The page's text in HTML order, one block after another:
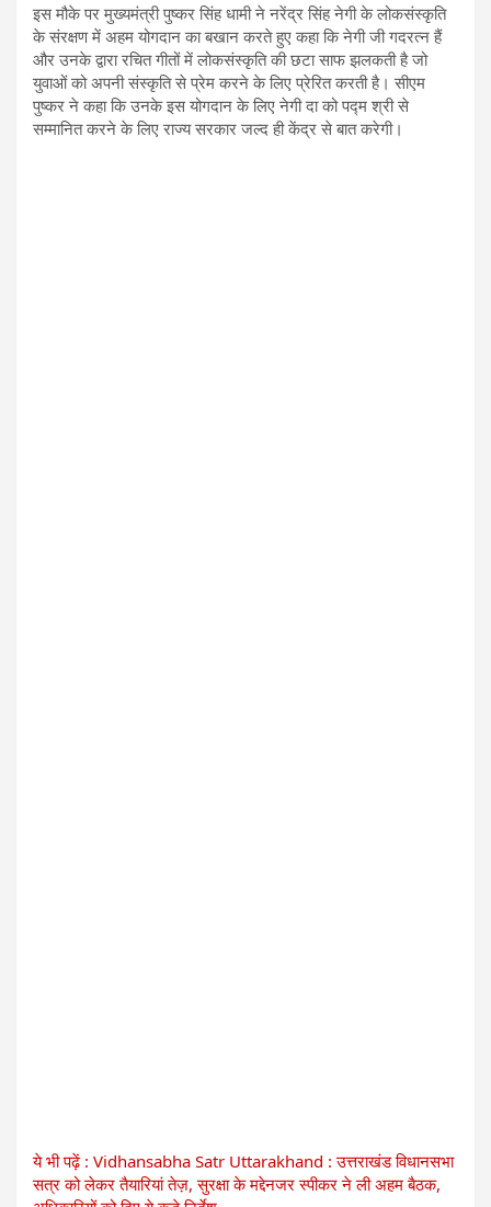
इस मौके पर मुख्यमंत्री पुष्कर सिंह धामी ने नरेंद्र सिंह नेगी के लोकसंस्कृति
के संरक्षण में अहम योगदान का बखान करते हुए कहा कि नेगी जी गदरत्न हैं
और उनके द्वारा रचित गीतों में लोकसंस्कृति की छटा साफ झलकती है जो
युवाओं को अपनी संस्कृति से प्रेम करने के लिए प्रेरित करती है। सीएम
पुष्कर ने कहा कि उनके इस योगदान के लिए नेगी दा को पद्म श्री से
सम्मानित करने के लिए राज्य सरकार जल्द ही केंद्र से बात करेगी।
ये भी पढ़ें : Vidhansabha Satr Uttarakhand : उत्तराखंड विधानसभा
सत्र को लेकर तैयारियां तेज़, सुरक्षा के मद्देनजर स्पीकर ने ली अहम बैठक,